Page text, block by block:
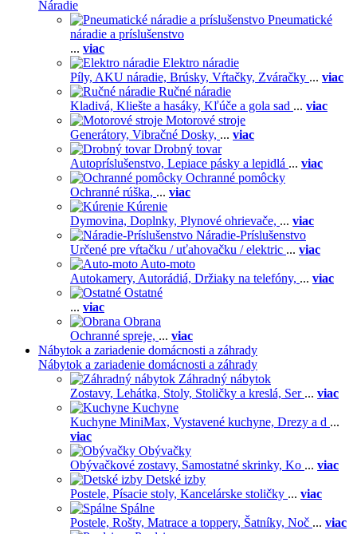
Náradie
Pneumatické
náradie a príslušenstvo
... viac
Elektro náradie
Píly, AKU náradie, Brúsky, Vŕtačky, Zváračky ... viac
Ručné náradie
Kladivá, Kliešte a hasáky, Kľúče a gola sad ... viac
Motorové stroje
Generátory, Vibračné Dosky, ... viac
Drobný tovar
Autopríslušenstvo, Lepiace pásky a lepidlá ... viac
Ochranné pomôcky
Ochranné rúška, ... viac
Kúrenie
Dymovina, Doplnky, Plynové ohrievače, ... viac
Náradie-Príslušenstvo
Určené pre vŕtačku / uťahovačku / elektric ... viac
Auto-moto
Autokamery, Autorádiá, Držiaky na telefóny, ... viac
Ostatné
... viac
Obrana
Ochranné spreje, ... viac
Nábytok a zariadenie domácnosti a záhrady
Nábytok a zariadenie domácnosti a záhrady
Záhradný nábytok
Zostavy, Lehátka, Stoly, Stoličky a kreslá, Ser ... viac
Kuchyne
Kuchyne MiniMax, Vystavené kuchyne, Drezy a d ...
viac
Obývačky
Obývačkové zostavy, Samostatné skrinky, Ko ... viac
Detské izby
Postele, Písacie stoly, Kancelárske stoličky ... viac
Spálne
Postele, Rošty, Matrace a toppery, Šatníky, Noč ... viac